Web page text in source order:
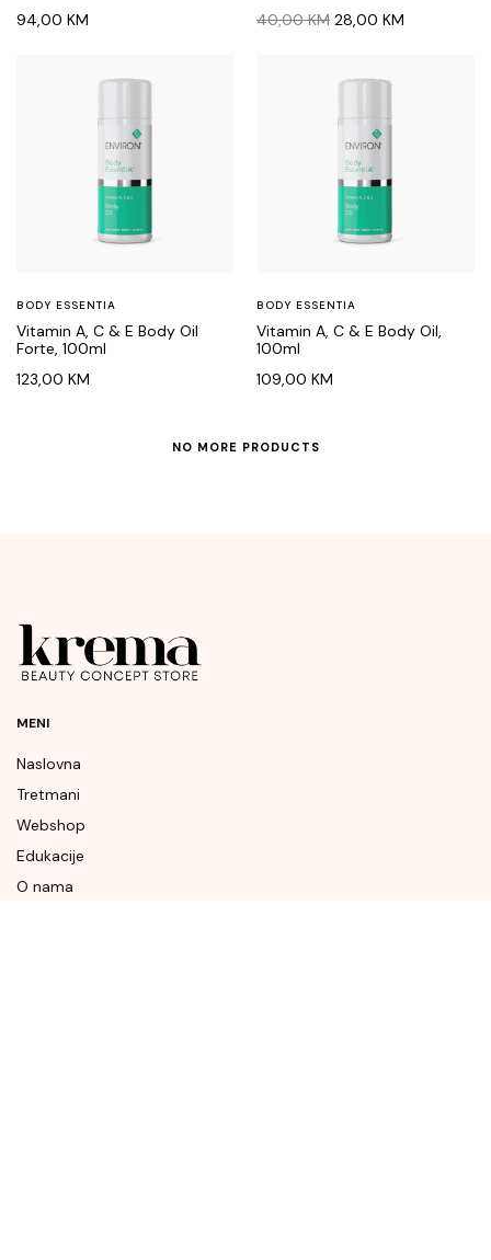
94,00 KM
40,00KM Original
40,00 KM.
28,00 KM
BODY ESSENTIA
Vitamin A, C & E Body Oil
Forte, 100ml
123,00 KM
BODY ESSENTIA
Vitamin A, C & E Body Oil,
100ml
109,00 KM
NO MORE PRODUCTS
MENI
Naslovna
Tretmani
Webshop
Edukacije
O nama